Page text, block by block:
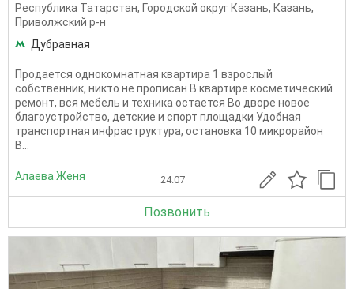
Республика Татарстан, Городской округ Казань, Казань,
Приволжский р-н
Дубравная
Продается однокомнатная квартира 1 взрослый
собственник, никто не прописан В квартире косметический
ремонт, вся мебель и техника остается Во дворе новое
благоустройство, детские и спорт площадки Удобная
транспортная инфраструктура, остановка 10 микрорайон
В...
Алаева Женя 24.07
Позвонить